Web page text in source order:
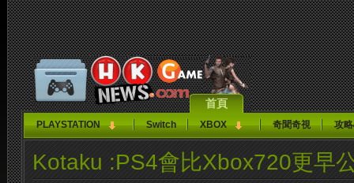
首頁
PLAYSTATION Switch XBOX 奇聞奇視 攻
Kotaku :PS4會比Xbox720更早